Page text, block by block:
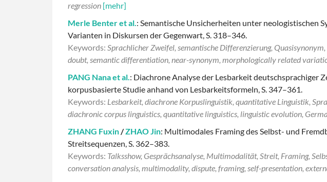
regression [mehr]
Merle Benter et al. : Semantische Unsicherheiten unter neologistischen
Varianten in Diskursen der Gegenwart, S. 318–346.
Keywords: Sprachlicher Zweifel, semantische Differenzierung,
doubt, semantic differentiation, near-synonym, morphologically related
PANG Nana et al. : Diachrone Analyse der Lesbarkeit deutschsprachiger
korpusbasierte Studie anhand von Lesbarkeitsformeln, S. 347–361.
Keywords: Lesbarkeit, diachrone Korpuslinguistik, quantitative Linguistik,
diachronic corpus linguistics, quantitative linguistics, linguistic evolution,
ZHANG Fuxin /ZHAO Jin: Multimodales Framing des Selbst- und
Streitsequenzen, S. 362–383.
Keywords: Talksshow, Gesprächsanalyse, Multimodalität, Streit, Framing,
conversation analysis, multimodality, dispute, framing, self-presentation,